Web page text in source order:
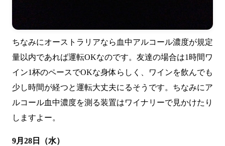
ちなみにオーストラリアなら血中アルコール濃度が規定
量以内であれば運転OKなのです。友達の場合は1時間ワ
イン1杯のペースでOKな身体らしく、ワインを飲んでも
少し時間が経つと運転大丈夫にるそうです。ちなみにア
ルコール血中濃度を測る装置はワイナリーで見かけたり
しますよー。
9月28日（水）